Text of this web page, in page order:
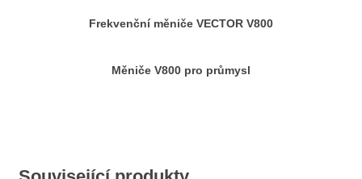
Frekvenční měniče VECTOR V800
Měniče V800 pro průmysl